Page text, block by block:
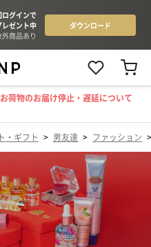
荷物のお届け停止・遅延について
・ギフト > 男友達 > ファッション